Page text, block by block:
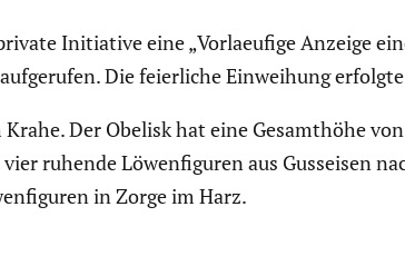
Initia­tive eine „Vorlaeu­fige Anzeige
Die feier­liche Einwei­hung
Der Obelisk hat eine Gesamt­höhe
ruhende Löwen­fi­guren aus Gusseisen
in Zorge im Harz.